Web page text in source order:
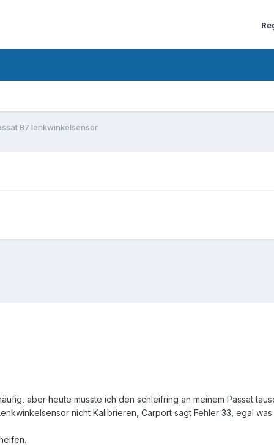
B7 lenkwinkelsensor
aber heute musste ich den schleifring an meinem Passat
nicht Kalibrieren, Carport sagt Fehler 33, egal